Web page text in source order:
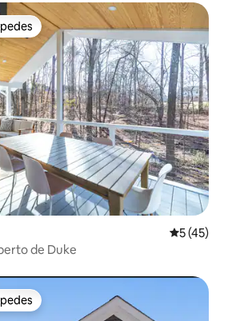
dos hóspedes
5 de uma
5 (45)
de Duke
dos hóspedes